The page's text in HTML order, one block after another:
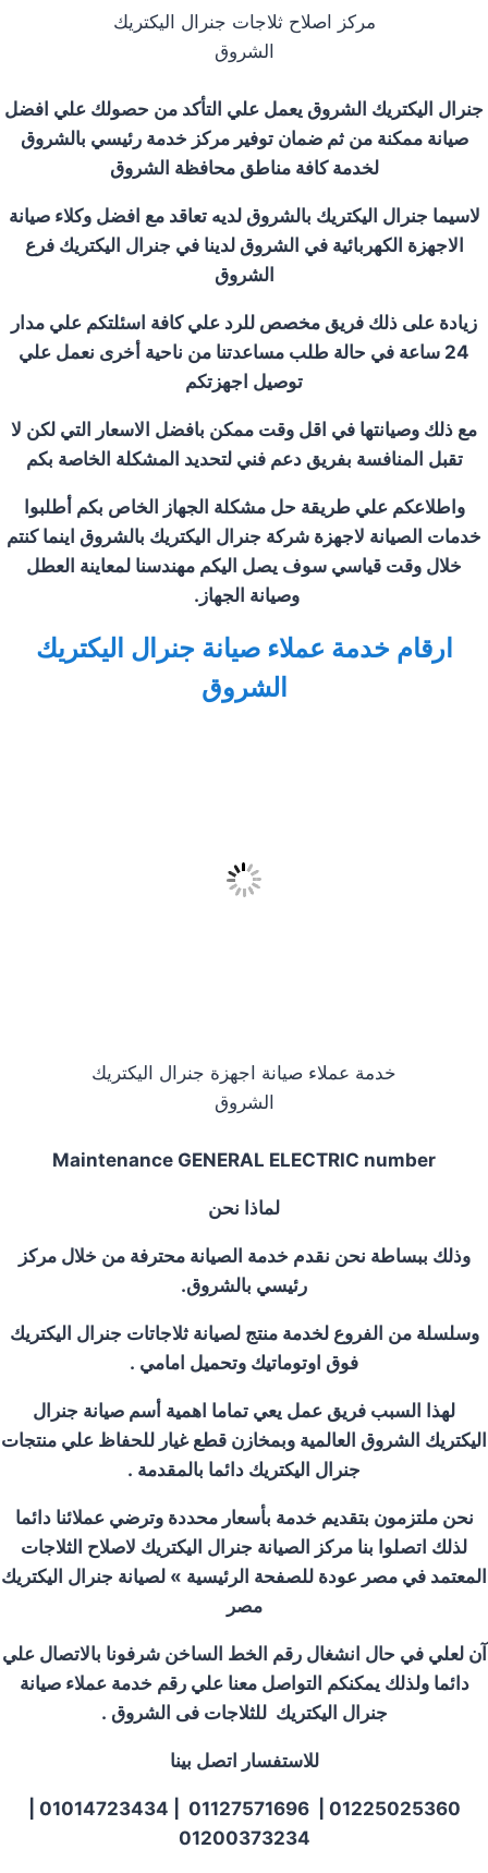
مركز اصلاح ثلاجات جنرال اليكتريك
الشروق
جنرال اليكتريك الشروق يعمل علي التأكد من حصولك علي افضل
صيانة ممكنة من ثم ضمان توفير مركز خدمة رئيسي بالشروق
لخدمة كافة مناطق محافظة الشروق
لاسيما جنرال اليكتريك بالشروق لديه تعاقد مع افضل وكلاء صيانة
الاجهزة الكهربائية في الشروق لدينا في جنرال اليكتريك فرع
الشروق
زيادة على ذلك فريق مخصص للرد علي كافة اسئلتكم علي مدار
24 ساعة في حالة طلب مساعدتنا من ناحية أخرى نعمل علي
توصيل اجهزتكم
مع ذلك وصيانتها في اقل وقت ممكن بافضل الاسعار التي لكن لا
تقبل المنافسة بفريق دعم فني لتحديد المشكلة الخاصة بكم
واطلاعكم علي طريقة حل مشكلة الجهاز الخاص بكم أطلبوا
خدمات الصيانة لاجهزة شركة جنرال اليكتريك بالشروق اينما كنتم
خلال وقت قياسي سوف يصل اليكم مهندسنا لمعاينة العطل
وصيانة الجهاز .
ارقام خدمة عملاء صيانة جنرال اليكتريك
الشروق
خدمة عملاء صيانة اجهزة جنرال اليكتريك
الشروق
Maintenance GENERAL ELECTRIC number
لماذا نحن
وذلك ببساطة نحن نقدم خدمة الصيانة محترفة من خلال مركز
رئيسي بالشروق.
وسلسلة من الفروع لخدمة منتج لصيانة ثلاجاتات جنرال اليكتريك
فوق اوتوماتيك وتحميل امامي .
لهذا السبب فريق عمل يعي تماما اهمية أسم صيانة جنرال
اليكتريك الشروق العالمية وبمخازن قطع غيار للحفاظ علي منتجات
جنرال اليكتريك دائما بالمقدمة .
نحن ملتزمون بتقديم خدمة بأسعار محددة وترضي عملائنا دائما
لذلك اتصلوا بنا مركز الصيانة جنرال اليكتريك لاصلاح الثلاجات
المعتمد في مصر عودة للصفحة الرئيسية » لصيانة جنرال اليكتريك
مصر
آن لعلي في حال انشغال رقم الخط الساخن شرفونا بالاتصال علي
دائما ولذلك يمكنكم التواصل معنا علي رقم خدمة عملاء صيانة
جنرال اليكتريك للثلاجات فى الشروق .
للاستفسار اتصل بينا
01200373234